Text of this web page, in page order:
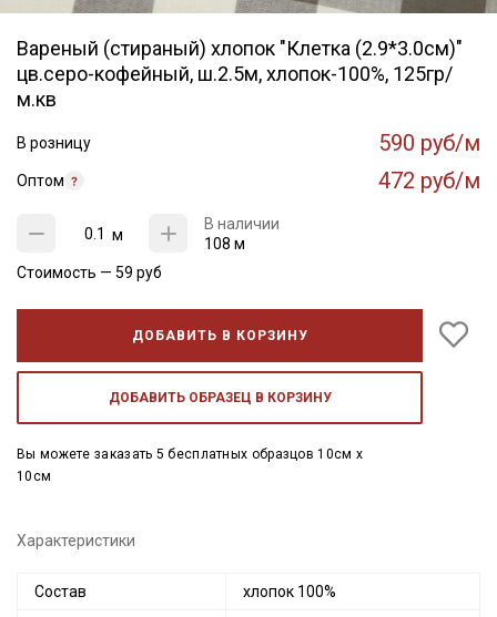
Вареный (стираный) хлопок "Клетка (2.9*3.0см)"
цв.серо-кофейный, ш.2.5м, хлопок-100%, 125гр/
м.кв
В розницу 590 руб/м
Оптом 472 руб/м
м
В наличии
108 м
Стоимость — 59 руб
ДОБАВИТЬ В КОРЗИНУ
ДОБАВИТЬ ОБРАЗЕЦ В КОРЗИНУ
Вы можете заказать 5 бесплатных образцов 10см x
10см
Характеристики
Состав хлопок 100%